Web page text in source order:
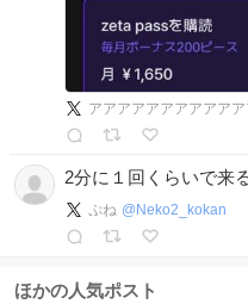
アアアアアアアアアアア
2分に１回くらいで来
ぷね @ Neko2_kokan
ほかの人気ポスト